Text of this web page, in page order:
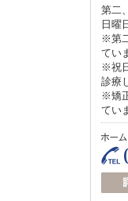
第二
日曜
※第
てい
※祝
診療
※矯
てい